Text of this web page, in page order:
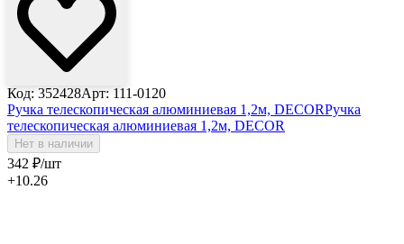
Код: 352428Арт: 111-0120
Ручка телескопическая алюминиевая 1,2м, DECORРучка
телескопическая алюминиевая 1,2м, DECOR
Нет в наличии
342 ₽/шт
+10.26